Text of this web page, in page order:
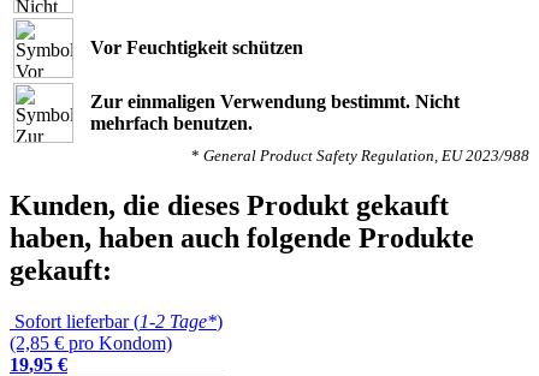
Vor Feuchtigkeit schützen
Zur einmaligen Verwendung bestimmt. Nicht
mehrfach benutzen.
* General Product Safety Regulation, EU 2023/988
Kunden, die dieses Produkt gekauft
haben, haben auch folgende Produkte
gekauft:
Sofort lieferbar (1-2 Tage*)
(2,85 € pro Kondom)
19,95 €